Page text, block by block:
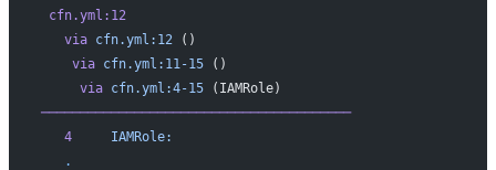
cfn.yml:12
   via
cfn.yml:12 ()
    via
cfn.yml:11-15 ()
     via
cfn.yml:4-15 (IAMRole)
────────────────────────────────────────
   4
     IAMRole:
   .